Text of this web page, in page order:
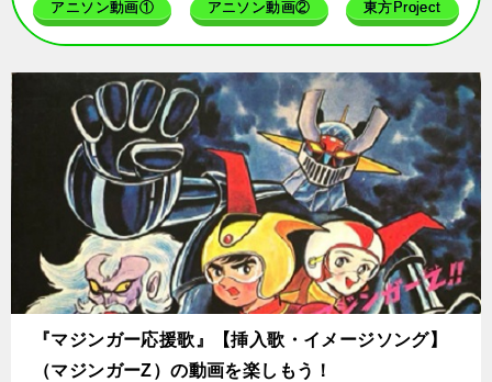
アニソン動画① アニソン動画② 東方Project
『マジンガー応援歌』【挿入歌・イメージソング】
（マジンガーZ）の動画を楽しもう！